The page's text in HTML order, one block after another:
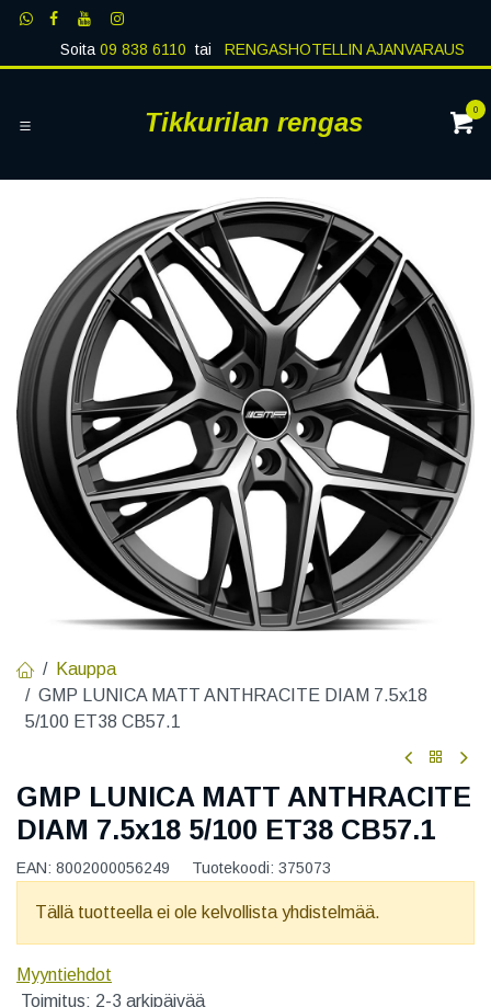
Siirry sisältöön
Soita09 838 6110 tai RENGASHOTELLIN AJANVARAUS
Tikkurilan rengas 0
Kauppa
GMP LUNICA MATT ANTHRACITE DIAM 7.5x18
5/100 ET38 CB57.1
GMP LUNICA MATT ANTHRACITE
DIAM 7.5x18 5/100 ET38 CB57.1
EAN: 8002000056249 Tuotekoodi: 375073
Tällä tuotteella ei ole kelvollista yhdistelmää.
Myyntiehdot
Toimitus: 2-3 arkipäivää